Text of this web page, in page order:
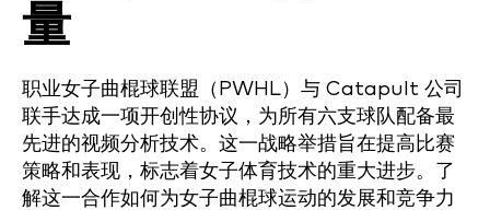
量
职业女子曲棍球联盟（PWHL）与 Catapult 公司
联手达成一项开创性协议，为所有六支球队配备最
先进的视频分析技术。这一战略举措旨在提高比赛
策略和表现，标志着女子体育技术的重大进步。了
解这一合作如何为女子曲棍球运动的发展和竞争力